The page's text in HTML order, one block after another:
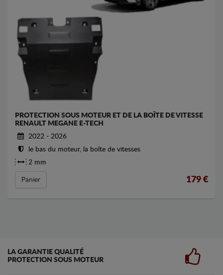
PROTECTION SOUS MOTEUR ET DE LA BOÎTE DE VITESSE
RENAULT MEGANE E-TECH
2022 - 2026
le bas du moteur, la boîte de vitesses
2 mm
Panier 179 €
LA GARANTIE QUALITÉ
PROTECTION SOUS MOTEUR